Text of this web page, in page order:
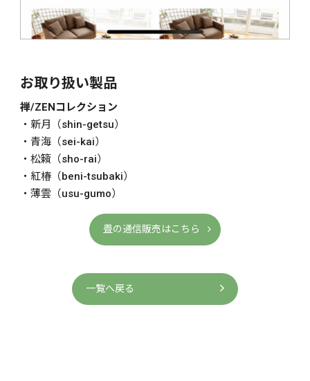
お取り扱い製品
禅/ZENコレクション
・新月（shin-getsu）
・青海（sei-kai）
・松籟（sho-rai）
・紅椿（beni-tsubaki）
・薄雲（usu-gumo）
畳の通信販売はこちら
一覧へ戻る